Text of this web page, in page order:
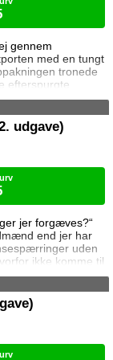
gennem
med en tungt
tronede
efterspurgte
efter vejret
sig meget til at
men intet er ved
Daja har lukket af
udgave)
jer forgæves?“
end jer har
uden
ikke komme til
Namorn.“
fremtid er i fare –
besluttet på at
Trisana til at blive i